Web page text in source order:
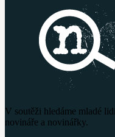
V soutěži hledáme mladé
novináře a novinářky.